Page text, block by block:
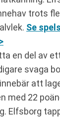
trots
Se
en del av
svaga
att
med 22
Elfsborg